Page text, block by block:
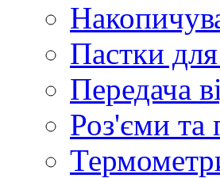
Пастки
Передача
Роз'єми та